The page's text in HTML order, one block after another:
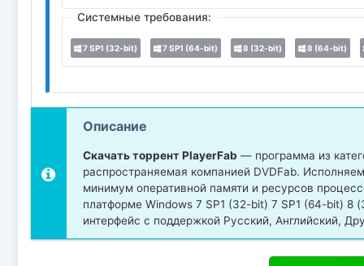
Системные требования:
7 SP1 (32-bit) 7 SP1 (64-bit) 8 (32-bit) 8 (64-bit)
Описание
Скачать торрент PlayerFab — программа из
распространяемая компанией DVDFab.
минимум оперативной памяти и ресурсов
платформе Windows 7 SP1 (32-bit) 7 SP1 (64-bit)
интерфейс с поддержкой Русский, Английский,